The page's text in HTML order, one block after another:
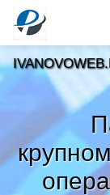
Новости
Тренды
Рубрики»